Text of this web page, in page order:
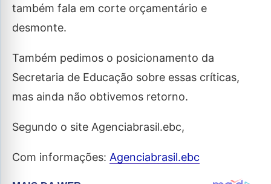
também fala em corte orçamentário e
desmonte.
Também pedimos o posicionamento da
Secretaria de Educação sobre essas críticas,
mas ainda não obtivemos retorno.
Segundo o site Agenciabrasil.ebc,
Com informações: Agenciabrasil.ebc